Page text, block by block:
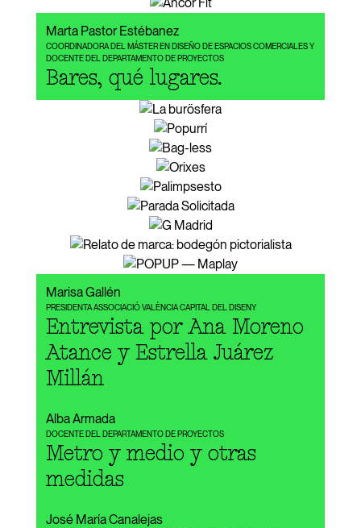
Marta Pastor Estébanez
COORDINADORA DEL MÁSTER EN DISEÑO DE ESPACIOS COMERCIALES Y
DOCENTE DEL DEPARTAMENTO DE PROYECTOS
Bares, qué lugares.
Marisa Gallén
PRESIDENTA ASSOCIACIÓ VALÈNCIA CAPITAL DEL DISENY
Entrevista por Ana Moreno
Atance y Estrella Juárez
Millán
Alba Armada
DOCENTE DEL DEPARTAMENTO DE PROYECTOS
Metro y medio y otras
medidas
José María Canalejas